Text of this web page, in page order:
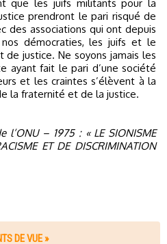
que les juifs militants pour la
prendront le pari risqué de
des associations qui ont depuis
démocraties, les juifs et le
justice. Ne soyons jamais les
ayant fait le pari d’une société
et les craintes s’élèvent à la
la fraternité et de la justice.
l’ONU – 1975 : « LE SIONISME
ET DE DISCRIMINATION
DE VUE »